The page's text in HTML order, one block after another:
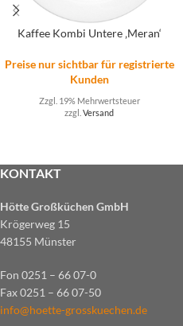
Kaffee Kombi Untere ‚Meran‘
Preise nur sichtbar für registrierte
Kunden
Zzgl. 19% Mehrwertsteuer
zzgl. Versand
KONTAKT
Hötte Großküchen GmbH
Krögerweg 15
48155 Münster
Fon 0251 – 66 07-0
Fax 0251 – 66 07-50
info@hoette-grosskuechen.de